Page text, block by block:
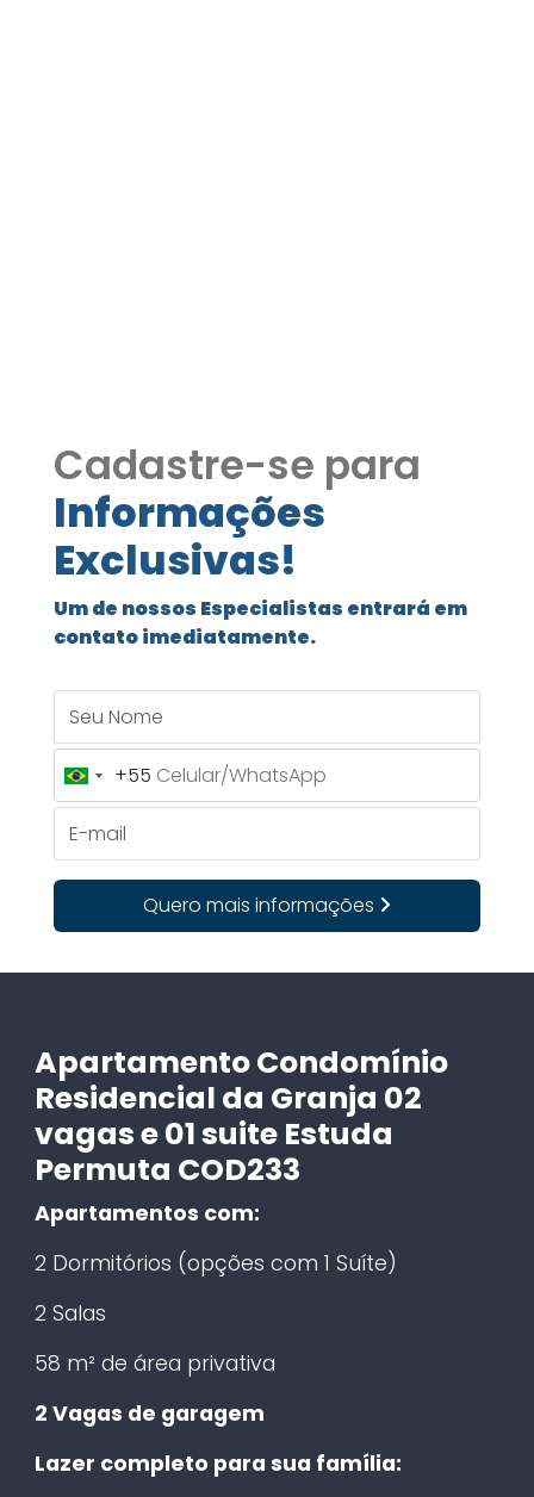
Cadastre-se para
Informações
Exclusivas!
Um de nossos Especialistas entrará em
contato imediatamente.
Brazil
+55
+55
Quero mais informações
Apartamento Condomínio
Residencial da Granja 02
vagas e 01 suite Estuda
Permuta COD233
Apartamentos com:
2 Dormitórios (opções com 1 Suíte)
2 Salas
58 m² de área privativa
2 Vagas de garagem
Lazer completo para sua família: